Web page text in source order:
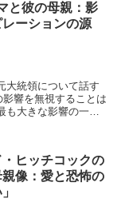
と彼の母親：影
ーションの源
大統領について話す
響を無視することは
も大きな影響の一つ
・ヒッチコックの
像：愛と恐怖の